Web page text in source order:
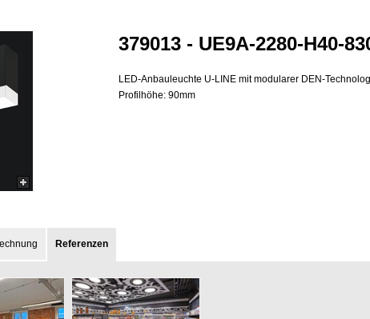
379013 - UE9A-2280-H40-
LED-Anbauleuchte U-LINE mit modularer DEN-
Profilhöhe: 90mm
Referenzen